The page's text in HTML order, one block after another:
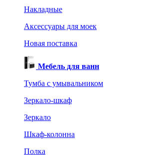
Накладные
Аксессуары для моек
Новая поставка
Мебель для ванн
Тумба с умывальником
Зеркало-шкаф
Зеркало
Шкаф-колонна
Полка